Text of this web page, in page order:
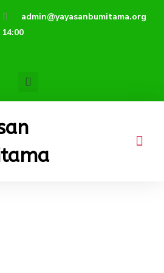
admin@yayasanbumitama.org